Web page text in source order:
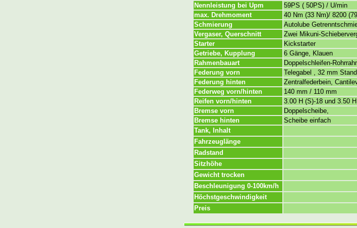
Nennleistung bei Upm
59PS ( 50PS) / U/min
max. Drehmoment
40 Nm (33 Nm)/ 8200
Schmierung
Autolube
Vergaser, Querschnitt
Zwei Mikuni-
Starter
Kickstarter
Getriebe, Kupplung
6 Gänge, Klauen
Rahmenbauart
Doppelschleifen-
Federung vorn
Telegabel , 32 mm
Federung hinten
Zentralfederbein,
Federweg vorn/hinten
140 mm / 110 mm
Reifen vorn/hinten
3.00 H (S)-18 und 3.50
Bremse vorn
Doppelscheibe,
Bremse hinten
Scheibe einfach
Tank, Inhalt
Fahrzeuglänge
Radstand
Sitzhöhe
Gewicht trocken
Beschleunigung 0-100km/h
Höchstgeschwindigkeit
Preis